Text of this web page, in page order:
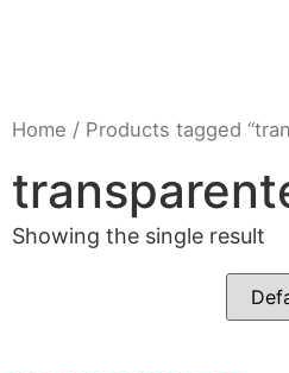
Home / Products tagged
Showing the single result